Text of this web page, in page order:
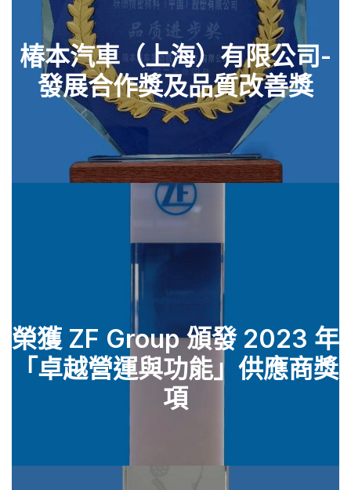
椿本汽車（上海）有限公司-
發展合作獎及品質改善獎
查看零件
榮獲 ZF Group 頒發 2023 年
「卓越營運與功能」供應商獎
項
查看零件